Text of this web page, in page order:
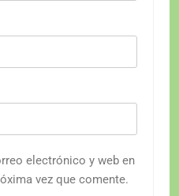
electrónico y web en
vez que comente.